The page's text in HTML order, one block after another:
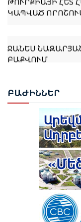
ԿԱՊՎԱԾ
ԲԱՔՎՈՒՄ
ԹՈՒՐՔԻԱՆ
ԵՂԲԱՅՐՆԵՐԻՆ
ԹՈՒՐՔԻԱՆ
ՎԵՐԱԿԱՆԳՆՈՒՄԸ
ԲԱՔՎԻ
ՔԱՂԱՔԱՑԻՆԵՐԻ
ԲԱԺԻՆՆԵՐ